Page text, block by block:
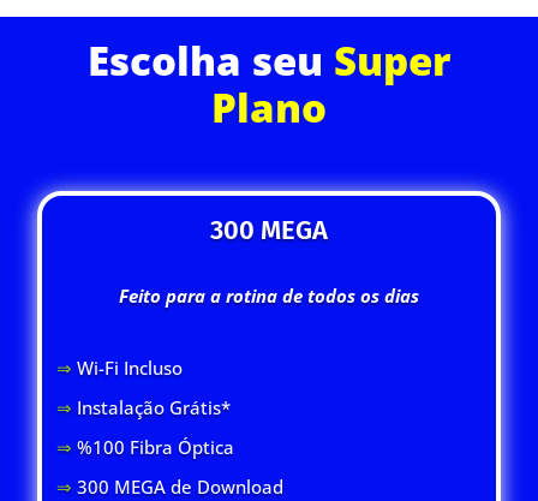
Escolha seu Super
Plano
300 MEGA
Feito para a rotina de todos os dias
⇒ Wi-Fi Incluso
⇒ Instalação Grátis*
⇒ %100 Fibra Óptica
⇒ 300 MEGA de Download